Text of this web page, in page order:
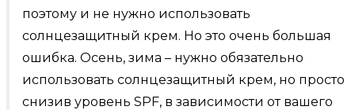
поэтому и не нужно использовать
солнцезащитный крем. Но это очень большая
ошибка. Осень, зима – нужно обязательно
использовать солнцезащитный крем, но просто
снизив уровень SPF, в зависимости от вашего